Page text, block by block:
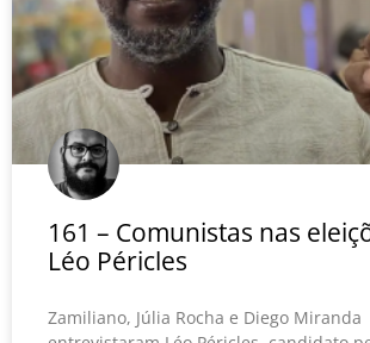
161 – Comunistas nas
Léo Péricles
Zamiliano, Júlia Rocha e Diego Miranda